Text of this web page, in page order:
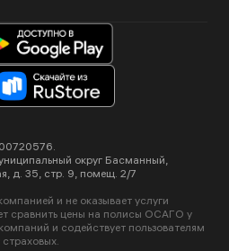
округ Басманный,
д. 35, стр. 9, помещ. 2/7
и не оказывает услуги
сравнить цены на полисы ОСАГО у
и содействует пользователям